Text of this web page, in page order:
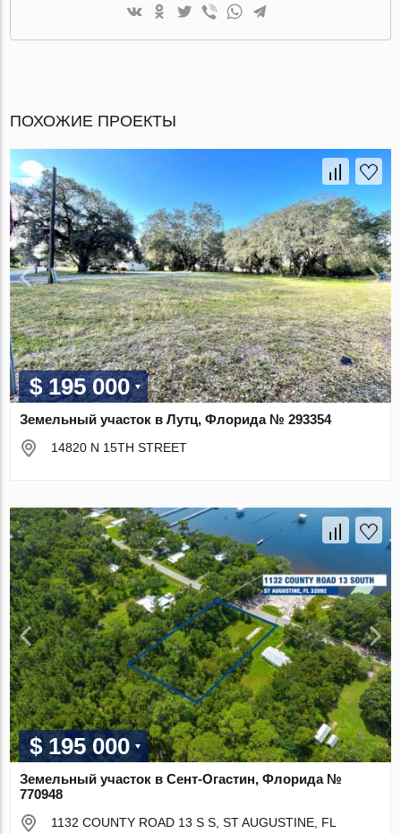
ПОХОЖИЕ ПРОЕКТЫ
$ 195 000
Земельный участок в Лутц, Флорида № 293354
14820 N 15TH STREET
$ 195 000
Земельный участок в Сент-Огастин, Флорида №
770948
1132 COUNTY ROAD 13 S S, ST AUGUSTINE, FL